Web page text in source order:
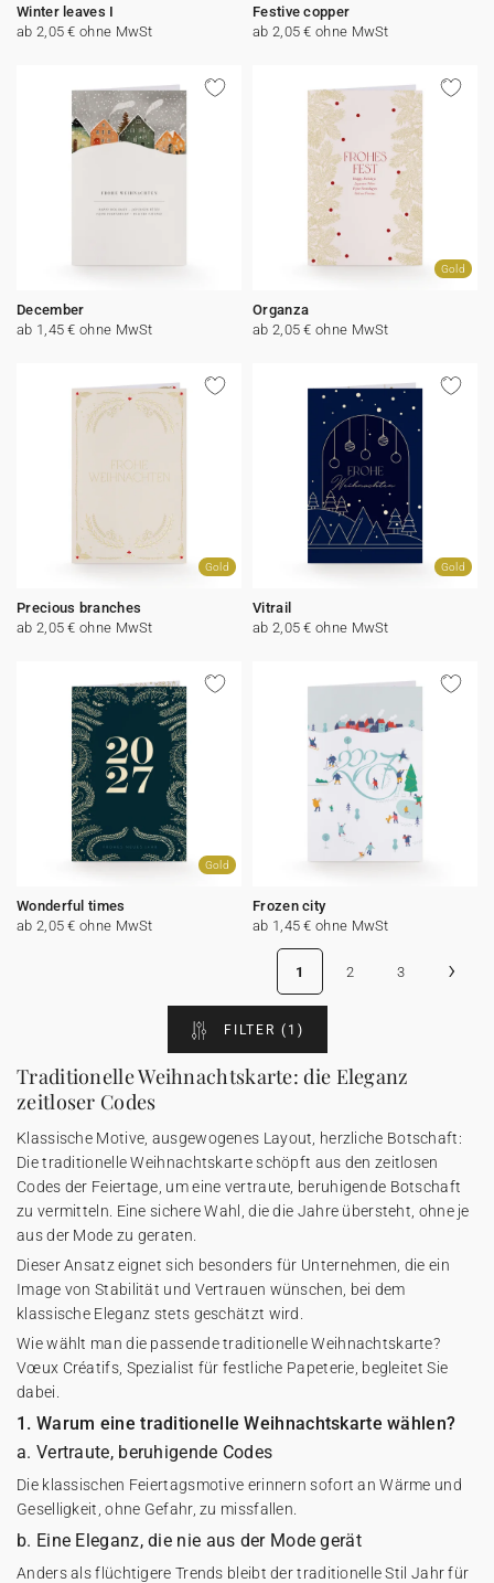
Winter leaves I
ab 2,05 € ohne MwSt
Festive copper
ab 2,05 € ohne MwSt
December
ab 1,45 € ohne MwSt
Gold
Organza
ab 2,05 € ohne MwSt
Gold
Precious branches
ab 2,05 € ohne MwSt
Gold
Vitrail
ab 2,05 € ohne MwSt
Gold
Wonderful times
ab 2,05 € ohne MwSt
Frozen city
ab 1,45 € ohne MwSt
1 2 3 ›
FILTER (1)
Traditionelle Weihnachtskarte: die Eleganz
zeitloser Codes
Klassische Motive, ausgewogenes Layout, herzliche Botschaft:
Die traditionelle Weihnachtskarte schöpft aus den zeitlosen
Codes der Feiertage, um eine vertraute, beruhigende Botschaft
zu vermitteln. Eine sichere Wahl, die die Jahre übersteht, ohne je
aus der Mode zu geraten.
Dieser Ansatz eignet sich besonders für Unternehmen, die ein
Image von Stabilität und Vertrauen wünschen, bei dem
klassische Eleganz stets geschätzt wird.
Wie wählt man die passende traditionelle Weihnachtskarte?
Vœux Créatifs, Spezialist für festliche Papeterie, begleitet Sie
dabei.
1. Warum eine traditionelle Weihnachtskarte wählen?
a. Vertraute, beruhigende Codes
Die klassischen Feiertagsmotive erinnern sofort an Wärme und
Geselligkeit, ohne Gefahr, zu missfallen.
b. Eine Eleganz, die nie aus der Mode gerät
Anders als flüchtigere Trends bleibt der traditionelle Stil Jahr für